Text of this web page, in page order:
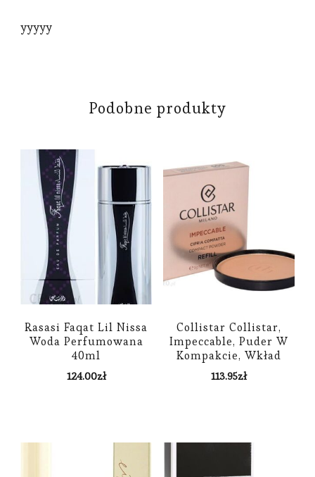
yyyyy
Podobne produkty
Rasasi Faqat Lil Nissa
Woda Perfumowana
40ml
124.00zł
Collistar Collistar,
Impeccable, Puder W
Kompakcie, Wkład
60G, 9 G
113.95zł